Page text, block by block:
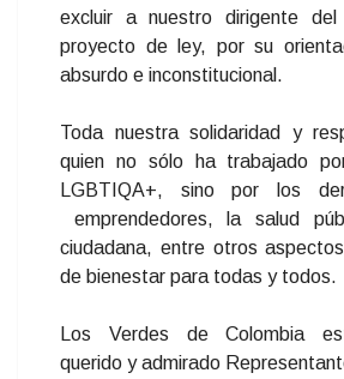
excluir a nuestro dirigente
proyecto de ley, por su
absurdo e inconstitucional.
Toda nuestra solidaridad y
quien no sólo ha trabajado
LGBTIQA+, sino por los
emprendedores, la salud
ciudadana, entre otros
de bienestar para todas y todos.
Los Verdes de Colombia
querido y admirado